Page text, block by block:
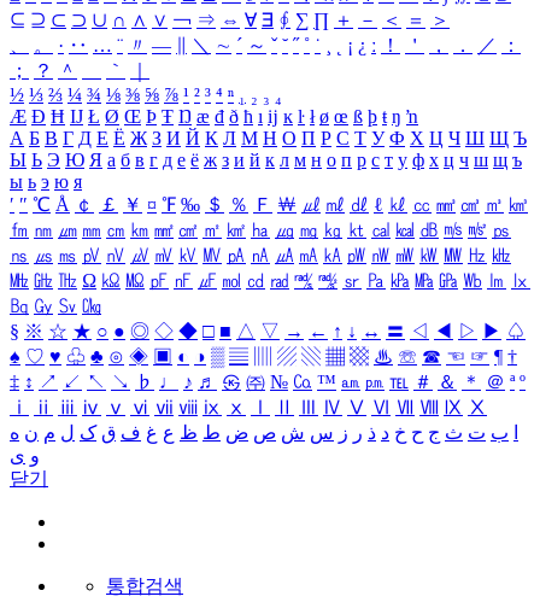
⊆ ⊇ ⊂ ⊃ ∪ ∩ ∧ ∨ ￢ ⇒ ⇔ ∀ ∃ ∮ ∑ ∏ ＋ － ＜ ＝
＞
、
。 · ‥ … ¨ 〃 ― ＼ ∼ ´ ～ ˇ ˘ ˝ ˚ ˙ ¸ ¡ ¿ ː ！ ＇ ， ． ／
：
；
？ ＾ ｀
½ ⅓ ⅔ ¼ ¾ ⅛ ⅜ ⅝ ⅞ ¹ ² ³ ⁴ ⁿ ₁ ₂ ₃ ₄
Æ Ð Ħ Ĳ Ł Ø Œ Þ Ŧ Ŋ æ đ ð ħ ı ĳ ĸ ŀ ł ø œ ß þ ŧ ŋ ŉ
А Б В Г Д Е Ё Ж З И Й К Л М Н О П Р С Т У Ф Х Ц Ч Ш Щ Ъ
Ы Ь Э Ю Я а б в г д е ё ж з и й к л м н о п р с т у ф х ц ч ш щ ъ
ы ь э ю я
′ ″ ℃ Å ￠ ￡ ￥ ¤ ℉ ‰ ＄ ％ Ｆ ￦ ㎕ ㎖ ㎗ ℓ ㎘ ㏄ ㎣ ㎤ ㎥ ㎦
㎙ ㎚ ㎛ ㎜ ㎝ ㎞ ㎟ ㎠ ㎡ ㎢ ㏊ ㎍ ㎎ ㎏ ㏏ ㎈ ㎉ ㏈ ㎧ ㎨ ㎰
㎱ ㎲ ㎳ ㎴ ㎵ ㎶ ㎷ ㎸ ㎹ ㎀ ㎁ ㎂ ㎃ ㎄ ㎺ ㎻ ㎽ ㎾ ㎿ ㎐ ㎑
㎒ ㎓ ㎔ Ω ㏀ ㏁ ㎊ ㎋ ㎌ ㏖ ㏅ ㎭ ㎮ ㎯ ㏛ ㎩ ㎪ ㎫ ㎬ ㏝ ㏐
㏓
㏃ ㏉ ㏜ ㏆
§ ※ ☆ ★ ○ ● ◎ ◇ ◆ □ ■ △ ▽ → ← ↑ ↓ ↔ 〓 ◁ ◀ ▷ ▶ ♤
♠ ♡ ♥ ♧ ♣ ⊙ ◈ ▣ ◐ ◑ ▒ ▤ ▨ ▧ ▦ ▩ ♨ ☏ ☎ ☜ ☞ ¶ †
‡ ↕ ↗ ↙ ↖ ↘ ♭ ♩ ♪ ♬ ㉿ ㈜ № ㏇ ™ ㏂ ㏘ ℡ ＃ ＆ ＊ ＠ ª º
ⅰ
ⅱ ⅲ ⅳ ⅴ ⅵ ⅶ ⅷ ⅸ ⅹ Ⅳ Ⅴ Ⅵ Ⅶ Ⅷ Ⅸ Ⅹ
ب ت ث ج ح خ د ذ ر ز س ش ص ض ط ظ ع غ ف ق ک ل م ن ه
و ی
닫기
통합검색